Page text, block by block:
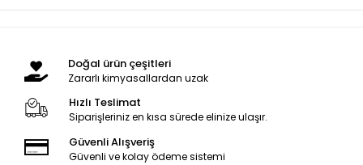
Doğal ürün çeşitleri
Zararlı kimyasallardan uzak
Hızlı Teslimat
Siparişleriniz en kısa sürede elinize ulaşır.
Güvenli Alışveriş
Güvenli ve kolay ödeme sistemi